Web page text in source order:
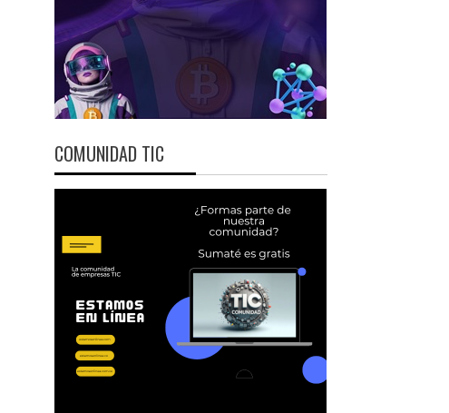
COMUNIDAD TIC